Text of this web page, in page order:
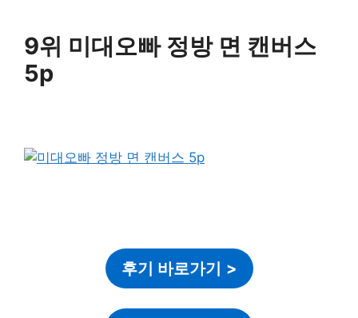
9위 미대오빠 정방 면 캔버스
5p
후기 바로가기 >